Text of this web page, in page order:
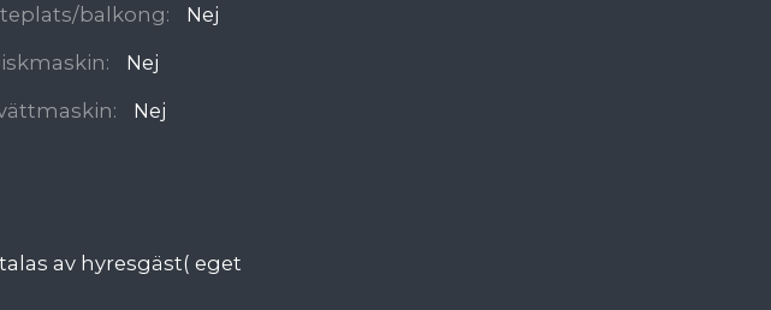
balkong:
Nej
Nej
Nej
av hyresgäst( eget